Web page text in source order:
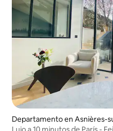
Departamento en Asnières-